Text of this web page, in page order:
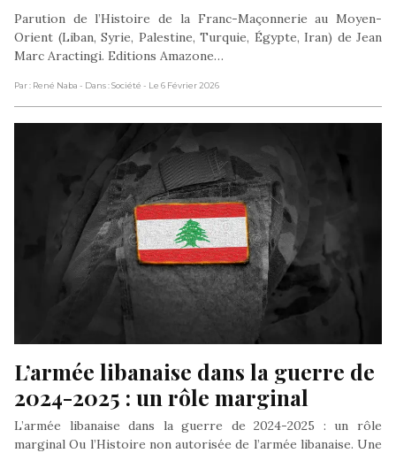
Parution de l’Histoire de la Franc-Maçonnerie au Moyen-
Orient (Liban, Syrie, Palestine, Turquie, Égypte, Iran) de Jean
Marc Aractingi. Editions Amazone…
Par : René Naba - Dans : Société - Le 6 Février 2026
L’armée libanaise dans la guerre de
2024-2025 : un rôle marginal
L’armée libanaise dans la guerre de 2024-2025 : un rôle
marginal Ou l’Histoire non autorisée de l’armée libanaise. Une